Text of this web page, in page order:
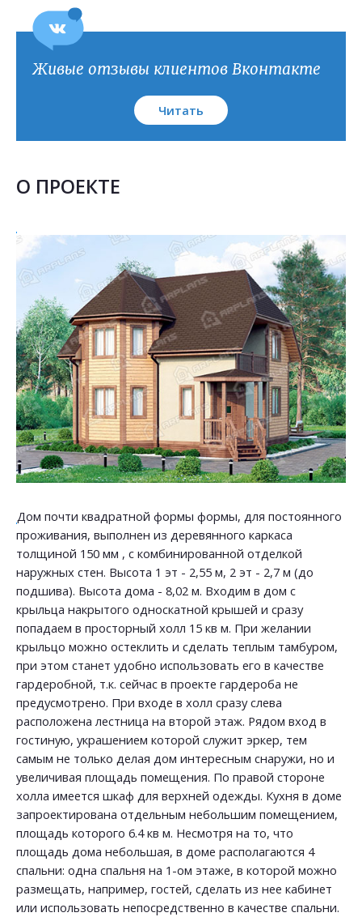
Живые отзывы клиентов Вконтакте
Читать
О ПРОЕКТЕ
Дом почти квадратной формы формы, для постоянного
проживания, выполнен из деревянного каркаса
толщиной 150 мм , с комбинированной отделкой
наружных стен. Высота 1 эт - 2,55 м, 2 эт - 2,7 м (до
подшива). Высота дома - 8,02 м. Входим в дом с
крыльца накрытого односкатной крышей и сразу
попадаем в просторный холл 15 кв м. При желании
крыльцо можно остеклить и сделать теплым тамбуром,
при этом станет удобно использовать его в качестве
гардеробной, т.к. сейчас в проекте гардероба не
предусмотрено. При входе в холл сразу слева
расположена лестница на второй этаж. Рядом вход в
гостиную, украшением которой служит эркер, тем
самым не только делая дом интересным снаружи, но и
увеличивая площадь помещения. По правой стороне
холла имеется шкаф для верхней одежды. Кухня в доме
запроектирована отдельным небольшим помещением,
площадь которого 6.4 кв м. Несмотря на то, что
площадь дома небольшая, в доме располагаются 4
спальни: одна спальня на 1-ом этаже, в которой можно
размещать, например, гостей, сделать из нее кабинет
или использовать непосредственно в качестве спальни.